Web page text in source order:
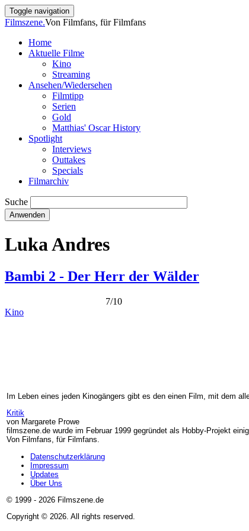
Direkt
zum
Toggle navigation
Filmszene.Von Filmfans, für Filmfans
Main
navigation
Home
Aktuelle Filme
Kino
Streaming
Ansehen/Wiedersehen
Filmtipp
Serien
Gold
Matthias' Oscar History
Spotlight
Interviews
Outtakes
Specials
Filmarchiv
Suche
Luka Andres
Bambi 2 - Der Herr der Wälder
7/10
Kino
Im Leben eines jeden Kinogängers gibt es den einen Film, mit dem
Kritik
von Margarete Prowe
filmszene.de wurde im Februar 1999 gegründet als Hobby-Projekt
Von Filmfans, für Filmfans.
Footer
menu
Datenschutzerklärung
Impressum
Updates
Über Uns
© 1999 - 2026 Filmszene.de
Copyright © 2026. All rights reserved.